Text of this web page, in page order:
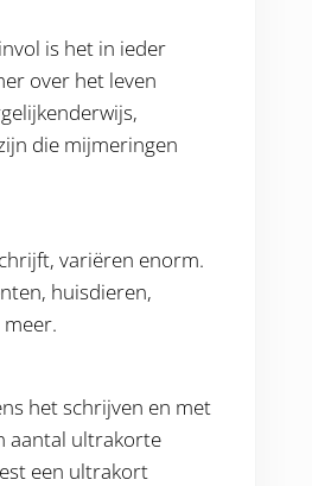
is het in ieder
over het leven
die mijmeringen
variëren enorm.
huisdieren,
het schrijven en met
aantal ultrakorte
een ultrakort